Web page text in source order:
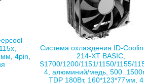
4pin,
Система охлаждения ID-
214-XT BASIC,
S1700/1200/1151/1150/1155/
4, алюминий/медь,
TDP 180Вт, 160*123*77мм,